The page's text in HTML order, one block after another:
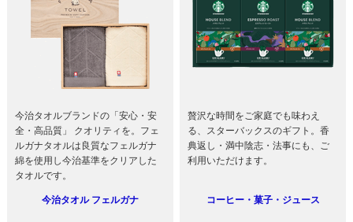
今治タオルブランドの「安心・安
全・高品質」 クオリティを。フェ
ルガナタオルは良質なフェルガナ
綿を使用し今治基準をクリアした
タオルです。
今治タオル フェルガナ
贅沢な時間をご家庭でも味わえ
る、スターバックスのギフト。香
典返し・満中陰志・法事にも、ご
利用いただけます。
コーヒー・菓子・ジュース